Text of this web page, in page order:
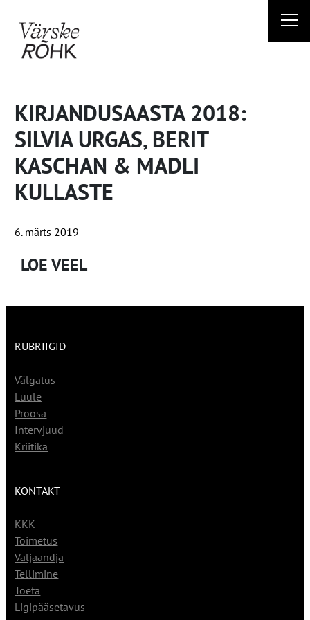
sisu
juurde
LOE VEEL
KIRJANDUSAASTA 2018:
SILVIA URGAS, BERIT
KASCHAN & MADLI
KULLASTE
6. märts 2019
RUBRIIGID
Välgatus
Luule
Proosa
Intervjuud
Kriitika
KONTAKT
KKK
Toimetus
Väljaandja
Tellimine
Toeta
Ligipääsetavus